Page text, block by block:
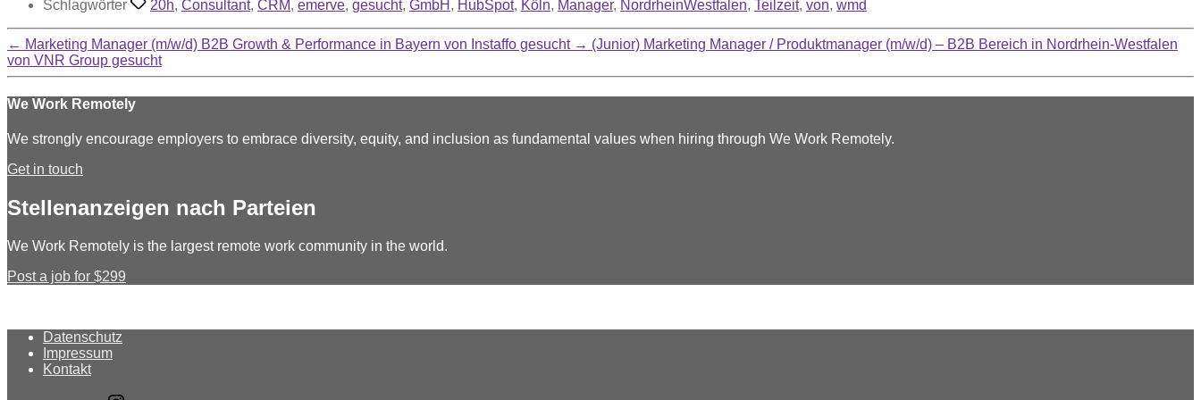
Schlagwörter 20h, Consultant, CRM, emerve, gesucht, GmbH , HubSpot, Köln, Manager, NordrheinWestfalen, Teilzeit, von, wmd
← Marketing Manager (m/w/d) B2B Growth & Performance in Bayern von Instaffo gesucht → (Junior) Marketing Manager / Produktmanager (m/w/d) – B2B Bereich in Nordrhein-Westfalen
von VNR Group gesucht
We Work Remotely
We strongly encourage employers to embrace diversity, equity, and inclusion as fundamental values when hiring through We Work Remotely.
Get in touch
Stellenanzeigen nach Parteien
We Work Remotely is the largest remote work community in the world.
Post a job for $299
Datenschutz
Impressum
Kontakt